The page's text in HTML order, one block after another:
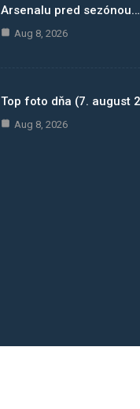
Arsenalu pred
Aug 8, 2026
Top foto dňa (7. august
Aug 8, 2026